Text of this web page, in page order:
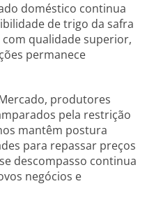
doméstico continua
de trigo da safra
qualidade superior,
permanece
produtores
pela restrição
mantêm postura
para repassar preços
descompasso continua
negócios e